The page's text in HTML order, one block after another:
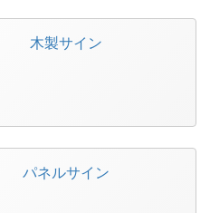
木製サイン
パネルサイン